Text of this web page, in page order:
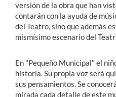
versión de la obra que han
contarán con la ayuda de
del Teatro, sino que además
mismísimo escenario del
En "Pequeño Municipal" el
historia. Su propia voz será
sus pensamientos. Se
mirada cada detalle de este